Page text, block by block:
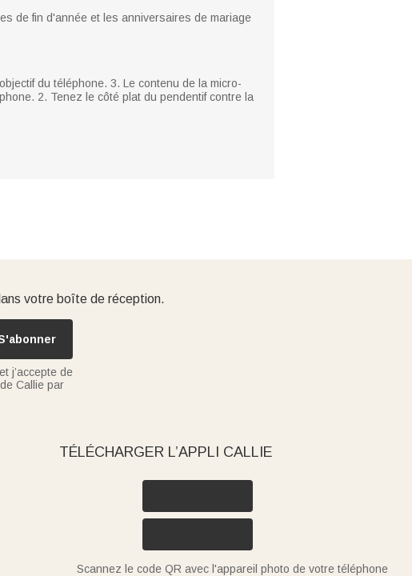
de fin d'année et les anniversaires de mariage
du téléphone. 3. Le contenu de la micro-
2. Tenez le côté plat du pendentif contre la
votre boîte de réception.
et j’accepte de
Callie par
TÉLÉCHARGER L’APPLI CALLIE
Scannez le code QR avec l'appareil photo de votre téléphone